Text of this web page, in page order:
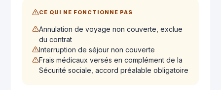
CE QUI NE FONCTIONNE PAS
Annulation de voyage non couverte, exclue
du contrat
Interruption de séjour non couverte
Frais médicaux versés en complément de la
Sécurité sociale, accord préalable obligatoire